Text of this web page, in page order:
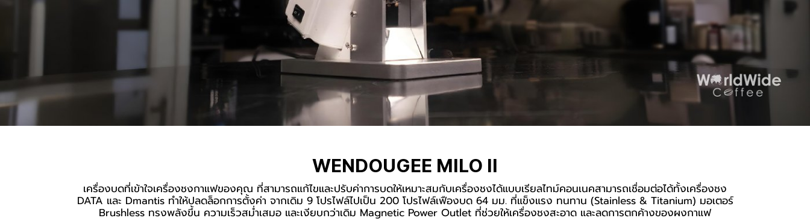
WENDOUGEE MILO II
เครื่องบดที่เข้าใจเครื่องชงกาแฟของคุณ ที่สามารถแก้ไขและปรับค่าการบดให้เหมาะสมกับเครื่องชงได้แบบเรียลไทม์คอนเนคสามารถเชื่อมต่อได้ทั้งเครื่องชง
DATA และ Dmantis ทำให้ปลดล็อกการตั้งค่า จากเดิม 9 โปรไฟล์ไปเป็น 200 โปรไฟล์เฟืองบด 64 มม. ที่แข็งแรง ทนทาน (Stainless & Titanium) มอเตอร์
Brushless ทรงพลังขึ้น ความเร็วสม่ำเสมอ และเงียบกว่าเดิม Magnetic Power Outlet ที่ช่วยให้เครื่องชงสะอาด และลดการตกค้างของผงกาแฟ